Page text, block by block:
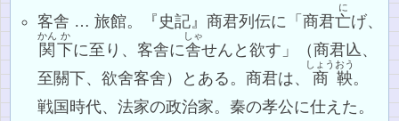
客舎 … 旅館。『史記』商君列伝に「商君亡
に
げ、
関
かん
下
か
に至り、客舎に舎
しゃ
せんと欲す」（商君兦、
至關下、欲舍客舍）とある。商君は、
商
しょう
鞅
おう
。
戦国時代、法家の政治家。秦の孝公に仕えた。